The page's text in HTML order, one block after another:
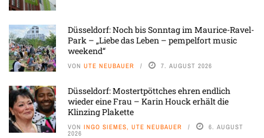
Düsseldorf: Noch bis Sonntag im Maurice-Ravel-
Park – „Liebe das Leben – pempelfort music
weekend“
VON UTE NEUBAUER 7. AUGUST 2026
Düsseldorf: Mostertpöttches ehren endlich
wieder eine Frau – Karin Houck erhält die
Klinzing Plakette
VON INGO SIEMES, UTE NEUBAUER 6. AUGUST
2026